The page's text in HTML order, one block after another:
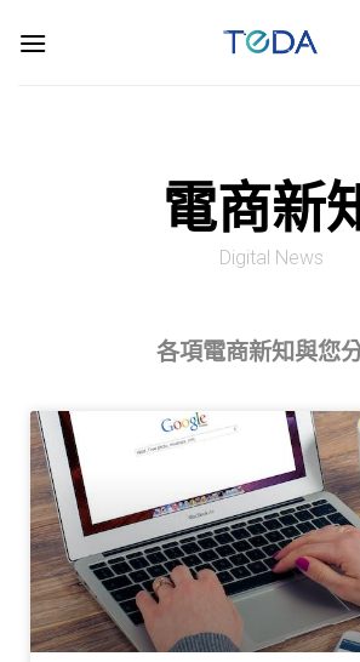
電商新
Digital News
各項電商新知與您